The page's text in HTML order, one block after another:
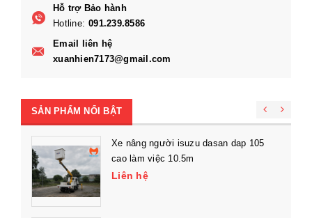
Hỗ trợ Bảo hành
Hotline: 091.239.8586
Email liên hệ
xuanhien7173@gmail.com
SẢN PHẨM NỔI BẬT
Xe nâng người isuzu dasan dap 105
cao làm việc 10.5m
Liên hệ